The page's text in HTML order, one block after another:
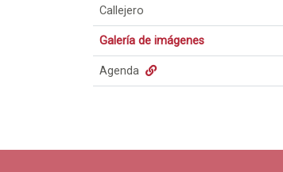
Callejero
Galería de imágenes
Agenda